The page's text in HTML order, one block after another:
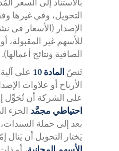
بالاستناد إلى السعر
التحويل، وفي غيرها
الإصدار (الأسعار في
للأسهم غير المقبولة،
الصافية ونتائج أعمالها).
تَنصّ المادة 10
على
الأرباح أو علاوات
على الشركة أن تُحَوِّل
احتياطي مجمَّد الجزء
بعد إلى حملة
يَختار التحويل أن يَنال